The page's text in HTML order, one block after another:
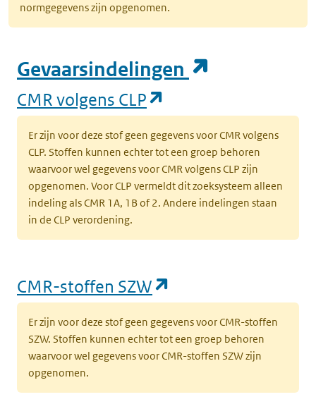
normgegevens zijn opgenomen.
Gevaarsindelingen
CMR volgens CLP
Er zijn voor deze stof geen gegevens voor CMR volgens
CLP. Stoffen kunnen echter tot een groep behoren
waarvoor wel gegevens voor CMR volgens CLP zijn
opgenomen. Voor CLP vermeldt dit zoeksysteem alleen
indeling als CMR 1A, 1B of 2. Andere indelingen staan
in de CLP verordening.
CMR-stoffen SZW
Er zijn voor deze stof geen gegevens voor CMR-stoffen
SZW. Stoffen kunnen echter tot een groep behoren
waarvoor wel gegevens voor CMR-stoffen SZW zijn
opgenomen.